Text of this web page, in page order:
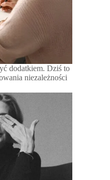
dodatkiem. Dziś to
niezależności